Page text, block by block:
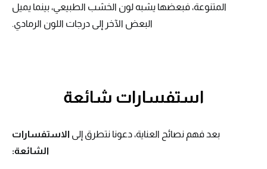
المتنوعة، فبعضها يشبه لون الخشب الطبيعي، بينما يميل
البعض الآخر إلى درجات اللون الرمادي.
استفسارات شائعة
بعد فهم نصائح العناية، دعونا نتطرق إلى الاستفسارات
الشائعة: